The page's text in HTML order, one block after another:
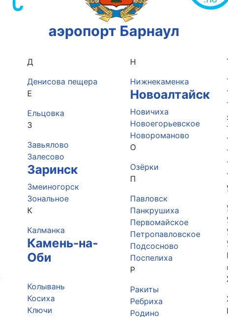
аэропорт Барнаул
Д
Денисова пещера
Е
Ельцовка
З
Завьялово
Залесово
Заринск
Змеиногорск
Зональное
К
Калманка
Камень-на-
Оби
Колывань
Косиха
Ключи
Н
Нижнекаменка
Новоалтайск
Новичиха
Новоегорьевское
Новороманово
О
Озёрки
П
Павловск
Панкрушиха
Первомайское
Петропавловское
Подсосново
Поспелиха
Р
Ракиты
Ребриха
Родино